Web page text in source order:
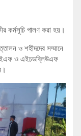
কর্মসূচি পালণ করা হয়।
ও শহীদদের সম্মানে
ও এইচডব্লিউএফ